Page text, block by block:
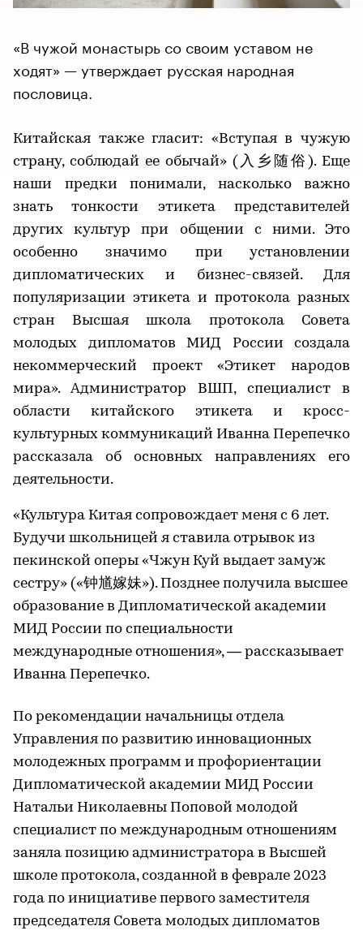
«В чужой монастырь со своим уставом не
ходят» — утверждает русская народная
пословица.
Китайская также гласит: «Вступая в чужую
страну, соблюдай ее обычай» (入乡随俗). Еще
наши предки понимали, насколько важно
знать тонкости этикета представителей
других культур при общении с ними. Это
особенно значимо при установлении
дипломатических и бизнес-связей. Для
популяризации этикета и протокола разных
стран Высшая школа протокола Совета
молодых дипломатов МИД России создала
некоммерческий проект «Этикет народов
мира». Администратор ВШП, специалист в
области китайского этикета и кросс-
культурных коммуникаций Иванна Перепечко
рассказала об основных направлениях его
деятельности.
«Культура Китая сопровождает меня с 6 лет.
Будучи школьницей я ставила отрывок из
пекинской оперы «Чжун Куй выдает замуж
сестру» («钟馗嫁妹»). Позднее получила высшее
образование в Дипломатической академии
МИД России по специальности
международные отношения», — рассказывает
Иванна Перепечко.
По рекомендации начальницы отдела
Управления по развитию инновационных
молодежных программ и профориентации
Дипломатической академии МИД России
Натальи Николаевны Поповой молодой
специалист по международным отношениям
заняла позицию администратора в Высшей
школе протокола, созданной в феврале 2023
года по инициативе первого заместителя
председателя Совета молодых дипломатов